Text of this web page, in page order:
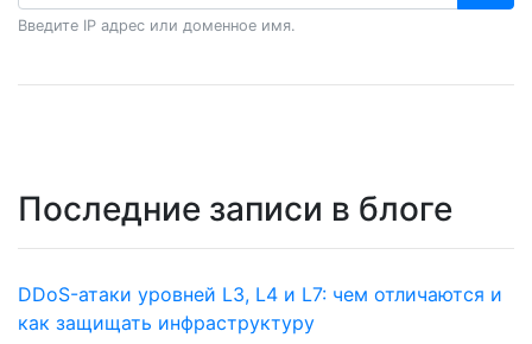
Введите IP адрес или доменное имя.
Последние записи в блоге
DDoS-атаки уровней L3, L4 и L7: чем отличаются и
как защищать инфраструктуру